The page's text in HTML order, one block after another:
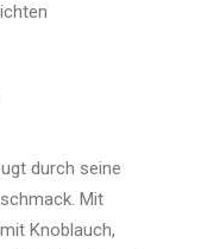
durch seine
Mit
Knoblauch,